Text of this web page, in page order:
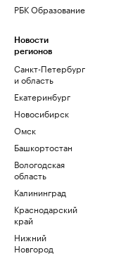
РБК Образование
Новости
регионов
Санкт-Петербург
и область
Екатеринбург
Новосибирск
Омск
Башкортостан
Вологодская
область
Калининград
Краснодарский
край
Нижний
Новгород